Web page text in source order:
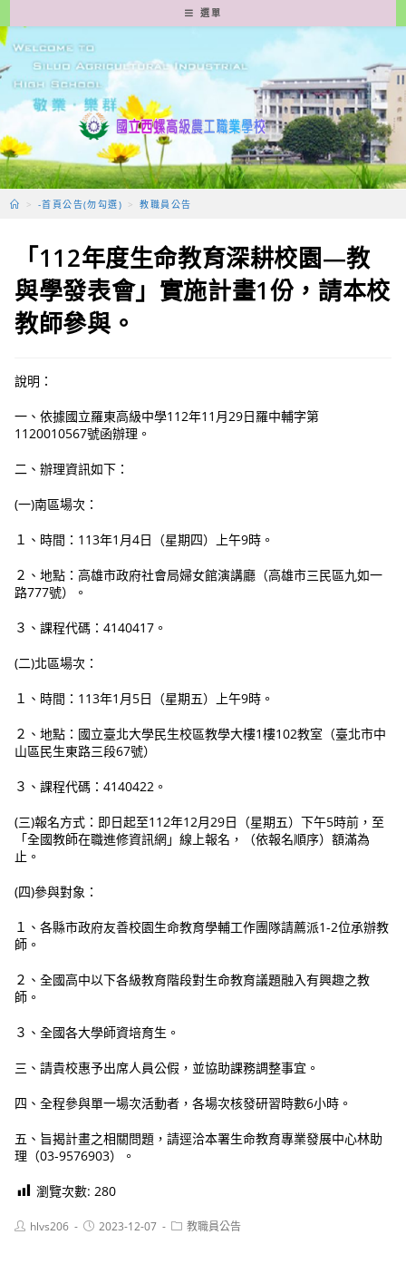
轉
至
要
容
選單
> -首頁公告(勿勾選) > 教職員公告
「112年度生命教育深耕校園—教
與學發表會」實施計畫1份，請本校
教師參與。
說明：
一、依據國立羅東高級中學112年11月29日羅中輔字第
1120010567號函辦理。
二、辦理資訊如下：
(一)南區場次：
１、時間：113年1月4日（星期四）上午9時。
２、地點：高雄市政府社會局婦女館演講廳（高雄市三民區九如一
路777號）。
３、課程代碼：4140417。
(二)北區場次：
１、時間：113年1月5日（星期五）上午9時。
２、地點：國立臺北大學民生校區教學大樓1樓102教室（臺北市中
山區民生東路三段67號）
３、課程代碼：4140422。
(三)報名方式：即日起至112年12月29日（星期五）下午5時前，至
「全國教師在職進修資訊網」線上報名，（依報名順序）額滿為
止。
(四)參與對象：
１、各縣市政府友善校園生命教育學輔工作團隊請薦派1-2位承辦教
師。
２、全國高中以下各級教育階段對生命教育議題融入有興趣之教
師。
３、全國各大學師資培育生。
三、請貴校惠予出席人員公假，並協助課務調整事宜。
四、全程參與單一場次活動者，各場次核發研習時數6小時。
五、旨揭計畫之相關問題，請逕洽本署生命教育專業發展中心林助
理（03-9576903）。
瀏覽次數: 280
Posthlvs206
Post2023-12-07
Post教職員公告